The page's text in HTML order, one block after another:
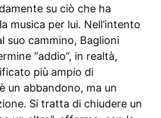
su ciò che ha
musica per lui. Nell’intento
suo cammino, Baglioni
“addio”, in realtà,
più ampio di
un abbandono, ma un
Si tratta di chiudere un